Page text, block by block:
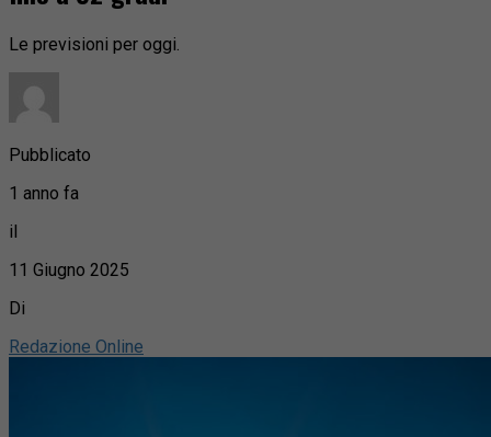
Le previsioni per oggi.
Pubblicato
1 anno fa
il
11 Giugno 2025
Di
Redazione Online